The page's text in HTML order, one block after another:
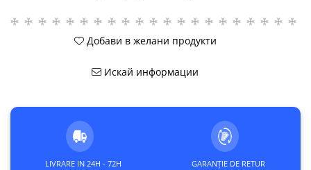
Добави в желани продукти
Искай информации
LIVRARE IN 24H - 72H
GARANȚIE DE RETUR